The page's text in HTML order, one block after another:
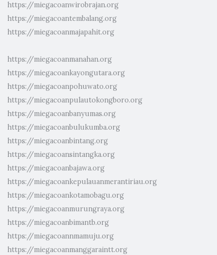
https://miegacoanwirobrajan.org
https://miegacoantembalang.org
https://miegacoanmajapahit.org
https://miegacoanmanahan.org
https://miegacoankayongutara.org
https://miegacoanpohuwato.org
https://miegacoanpulautokongboro.org
https://miegacoanbanyumas.org
https://miegacoanbulukumba.org
https://miegacoanbintang.org
https://miegacoansintangka.org
https://miegacoanbajawa.org
https://miegacoankepulauanmerantiriau.org
https://miegacoankotamobagu.org
https://miegacoanmurungraya.org
https://miegacoanbimantb.org
https://miegacoannmamuju.org
https://miegacoanmanggaraintt.org